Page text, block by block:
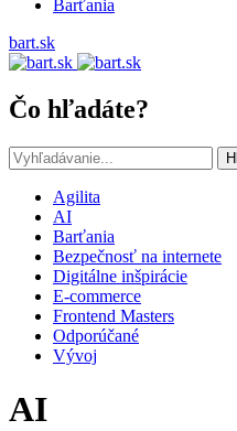
Barťania
bart.sk
Čo hľadáte?
Agilita
AI
Barťania
Bezpečnosť na internete
Digitálne inšpirácie
E-commerce
Frontend Masters
Odporúčané
Vývoj
AI